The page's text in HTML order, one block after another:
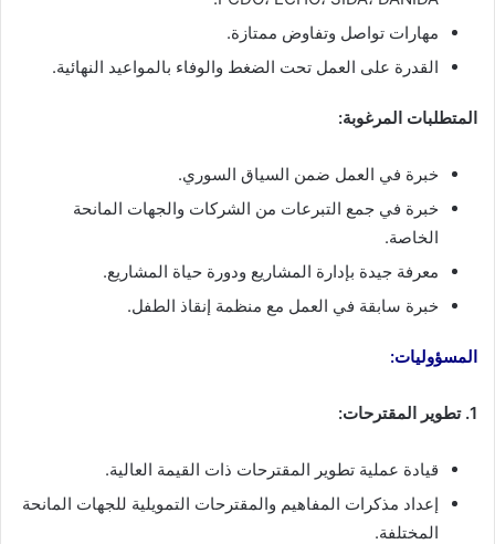
مهارات تواصل وتفاوض ممتازة.
القدرة على العمل تحت الضغط والوفاء بالمواعيد النهائية.
المتطلبات المرغوبة:
خبرة في العمل ضمن السياق السوري.
خبرة في جمع التبرعات من الشركات والجهات المانحة
الخاصة.
معرفة جيدة بإدارة المشاريع ودورة حياة المشاريع.
خبرة سابقة في العمل مع منظمة إنقاذ الطفل.
المسؤوليات:
1. تطوير المقترحات:
قيادة عملية تطوير المقترحات ذات القيمة العالية.
إعداد مذكرات المفاهيم والمقترحات التمويلية للجهات المانحة
المختلفة.